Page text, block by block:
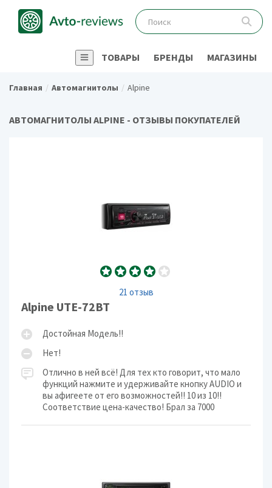
ТОВАРЫ БРЕНДЫ МАГАЗИНЫ
Главная Автомагнитолы Alpine
АВТОМАГНИТОЛЫ ALPINE - ОТЗЫВЫ ПОКУПАТЕЛЕЙ
21 отзыв
Alpine UTE-72BT
Достойная Модель!!
Нет!
Отлично в ней всё! Для тех кто говорит, что мало
функций нажмите и удерживайте кнопку AUDIO и
вы афигеете от его возможностей!! 10 из 10!!
Соответствие цена-качество! Брал за 7000